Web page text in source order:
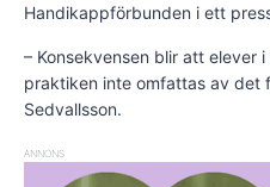
Handikappförbunden i ett
– Konsekvensen blir att elever
praktiken inte omfattas av det
Sedvallsson.
ANNONS